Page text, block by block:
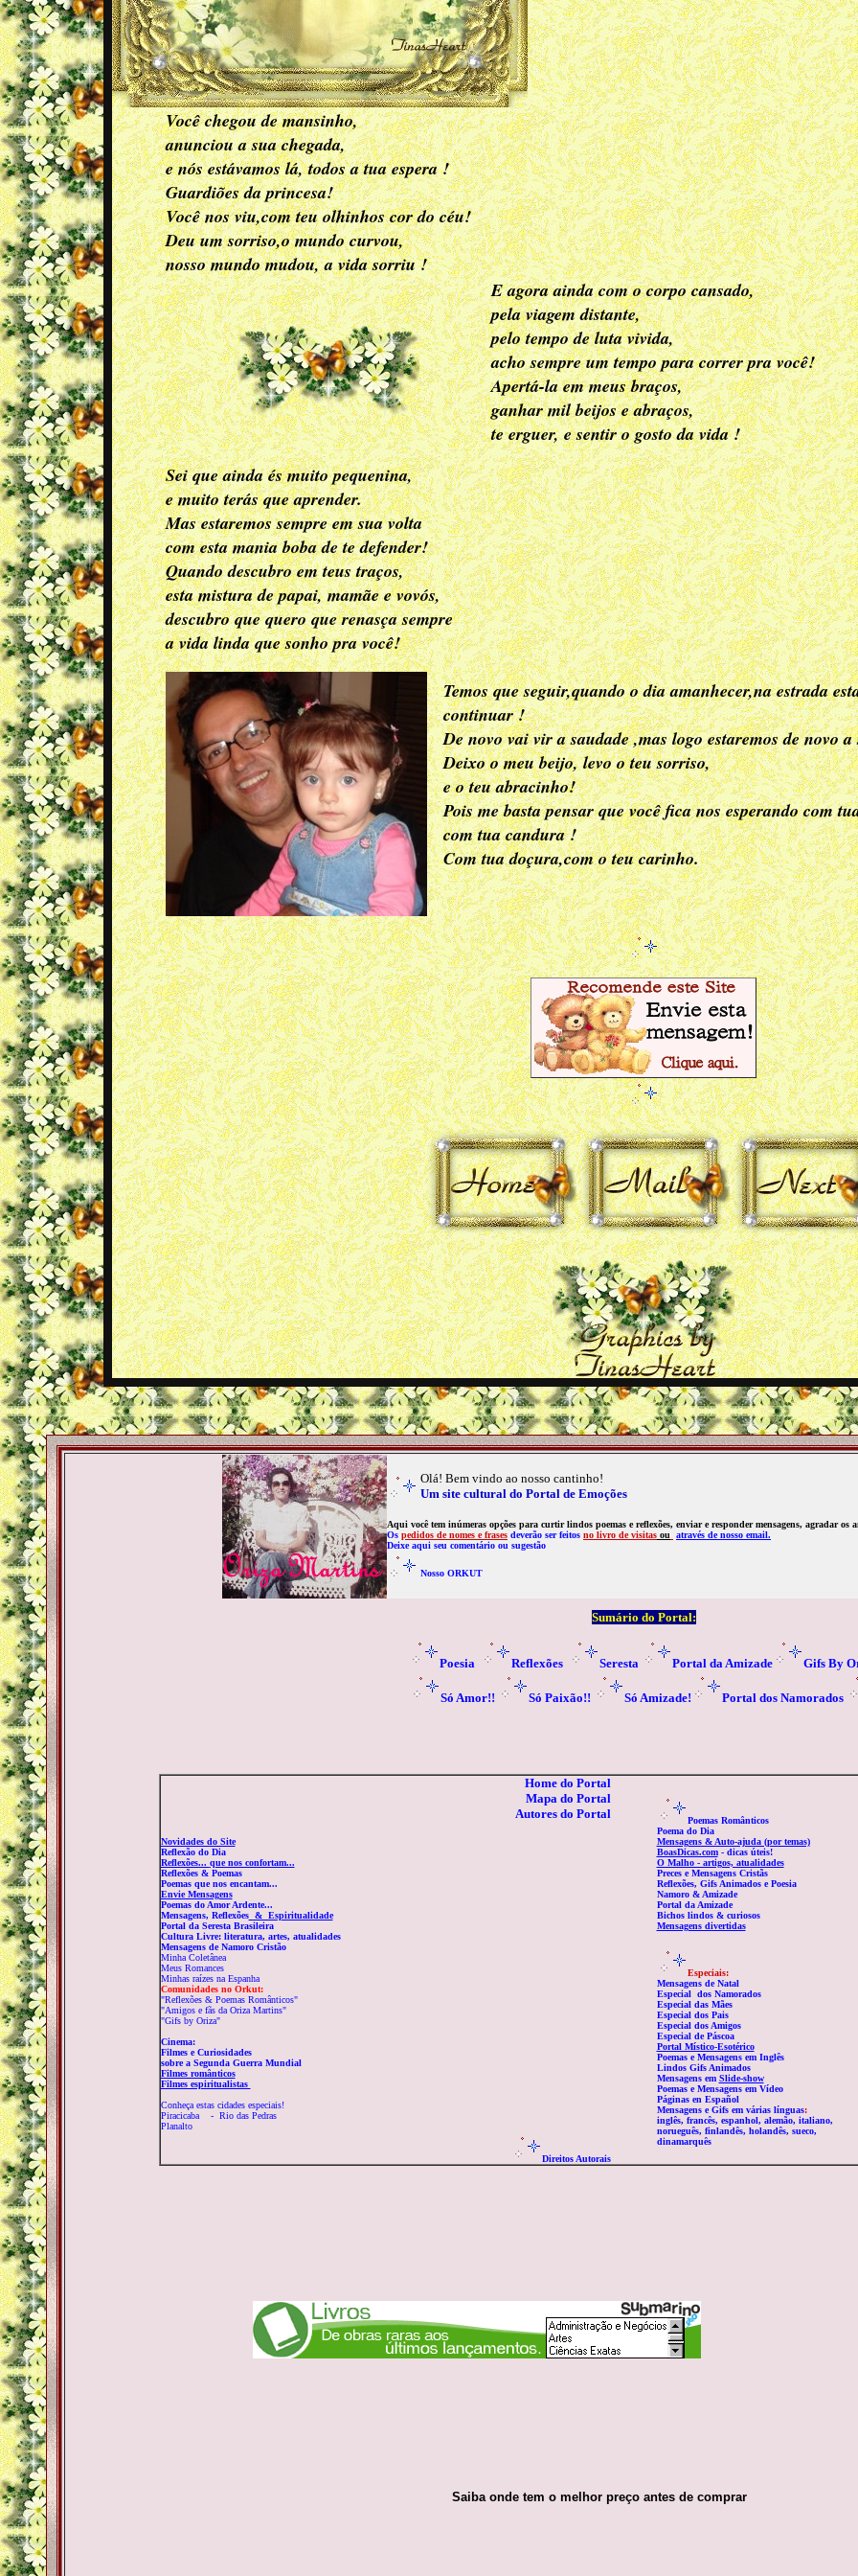
Você chegou de mansinho,
anunciou a sua chegada,
e nós estávamos lá, todos a tua espera !
Guardiões da princesa!
Você nos viu,com teu olhinhos cor do céu!
Deu um sorriso,o mundo curvou,
nosso mundo mudou, a vida sorriu !
E agora ainda com o corpo cansado,
pela viagem distante,
pelo tempo de luta vivida,
acho sempre um tempo para correr pra você!
Apertá-la em meus braços,
ganhar mil beijos e abraços,
te erguer, e sentir o gosto da vida !
Sei que ainda és muito pequenina,
e muito terás que aprender.
Mas estaremos sempre em sua volta
com esta mania boba de te defender!
Quando descubro em teus traços,
esta mistura de papai, mamãe e vovós,
descubro que quero que renasça sempre
a vida linda que sonho pra você!
Temos que seguir,quando o dia amanhecer,na estrada
continuar !
De novo vai vir a saudade ,mas logo estaremos de novo
Deixo o meu beijo, levo o teu sorriso,
e o teu abracinho!
Pois me basta pensar que você fica nos esperando com
com tua candura !
Com tua doçura,com o teu carinho.
Olá! Bem vindo ao nosso cantinho!
Um site cultural do Portal de Emoções
Aqui você tem inúmeras opções para curtir lindos poemas e reflexões, enviar e responder mensagens, agradar os
Os pedidos de nomes e frases deverão ser feitos no livro de visitas ou através de nosso email.
Deixe aqui seu comentário ou sugestão
Nosso ORKUT
Sumário do Portal:
Poesia Reflexões Seresta Portal da Amizade Gifs By
Só Amor!! Só Paixão!! Só Amizade! Portal dos Namorados
Home do Portal
Mapa do Portal
Autoresdo Portal
Novidades do Site
Reflexão do Dia
Reflexões... que nos confortam...
Reflexões & Poemas
Poemas que nos encantam...
Envie Mensagens
Poemas do Amor Ardente...
Mensagens, Reflexões& Espiritualidade
Portal da Seresta Brasileira
Cultura Livre: literatura, artes, atualidades
Mensagens de Namoro Cristão
Minha Coletânea
Meus Romances
Minhas raízes na Espanha
Comunidades no Orkut:
"Reflexões & Poemas Românticos"
"Amigos e fãs da Oriza Martins"
"Gifs by Oriza"
Cinema:
Filmes e Curiosidades
sobre a Segunda Guerra Mundial
Filmes românticos
Filmes espiritualistas
Conheça estas cidades especiais!
Piracicaba- Rio das Pedras
Planalto
Direitos Autorais
Poemas Românticos
Poema do Dia
Mensagens & Auto-ajuda (por temas)
BoasDicas.com- dicas úteis!
O Malho - artigos, atualidades
Preces e Mensagens Cristãs
Reflexões, Gifs Animados e Poesia
Namoro & Amizade
Portal da Amizade
Bichos lindos & curiosos
Mensagens divertidas
Especiais:
Mensagens de Natal
Especial dos Namorados
Especial das Mães
Especial dos Pais
Especial dos Amigos
Especial de Páscoa
Portal Místico-Esotérico
Poemas e Mensagens em Inglês
Lindos GifsAnimados
Mensagens em Slide-show
Poemas e Mensagens em Vídeo
Páginas en Español
Mensagens e Gifs em várias línguas:
inglês, francês, espanhol, alemão, italiano,
norueguês, finlandês, holandês, sueco,
dinamarquês
Saiba onde tem o melhor preço antes de comprar